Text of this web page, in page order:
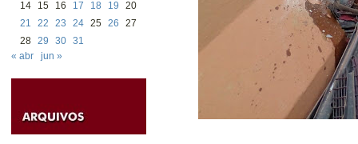
14
15 16 17 18 19
20
21
22 23 24 25 26
27
28 29 30 31
« abr
jun »